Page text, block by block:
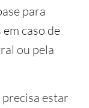
para
caso de
ou pela
estar